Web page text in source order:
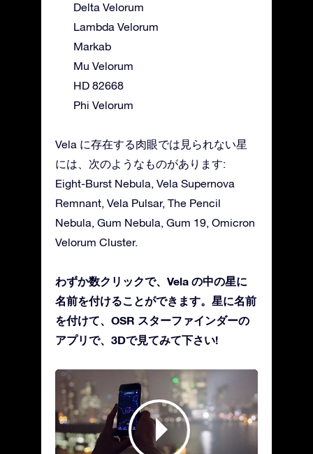
Delta Velorum
Lambda Velorum
Markab
Mu Velorum
HD 82668
Phi Velorum
Vela に存在する肉眼では見られない星
には、次のようなものがあります:
Eight-Burst Nebula, Vela Supernova
Remnant, Vela Pulsar, The Pencil
Nebula, Gum Nebula, Gum 19, Omicron
Velorum Cluster.
わずか数クリックで、Vela の中の星に
名前を付けることができます。星に名前
を付けて、OSR スターファインダーの
アプリで、3Dで見てみて下さい!